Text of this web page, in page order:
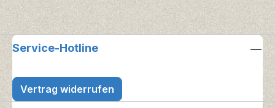
Service-Hotline
Vertrag widerrufen